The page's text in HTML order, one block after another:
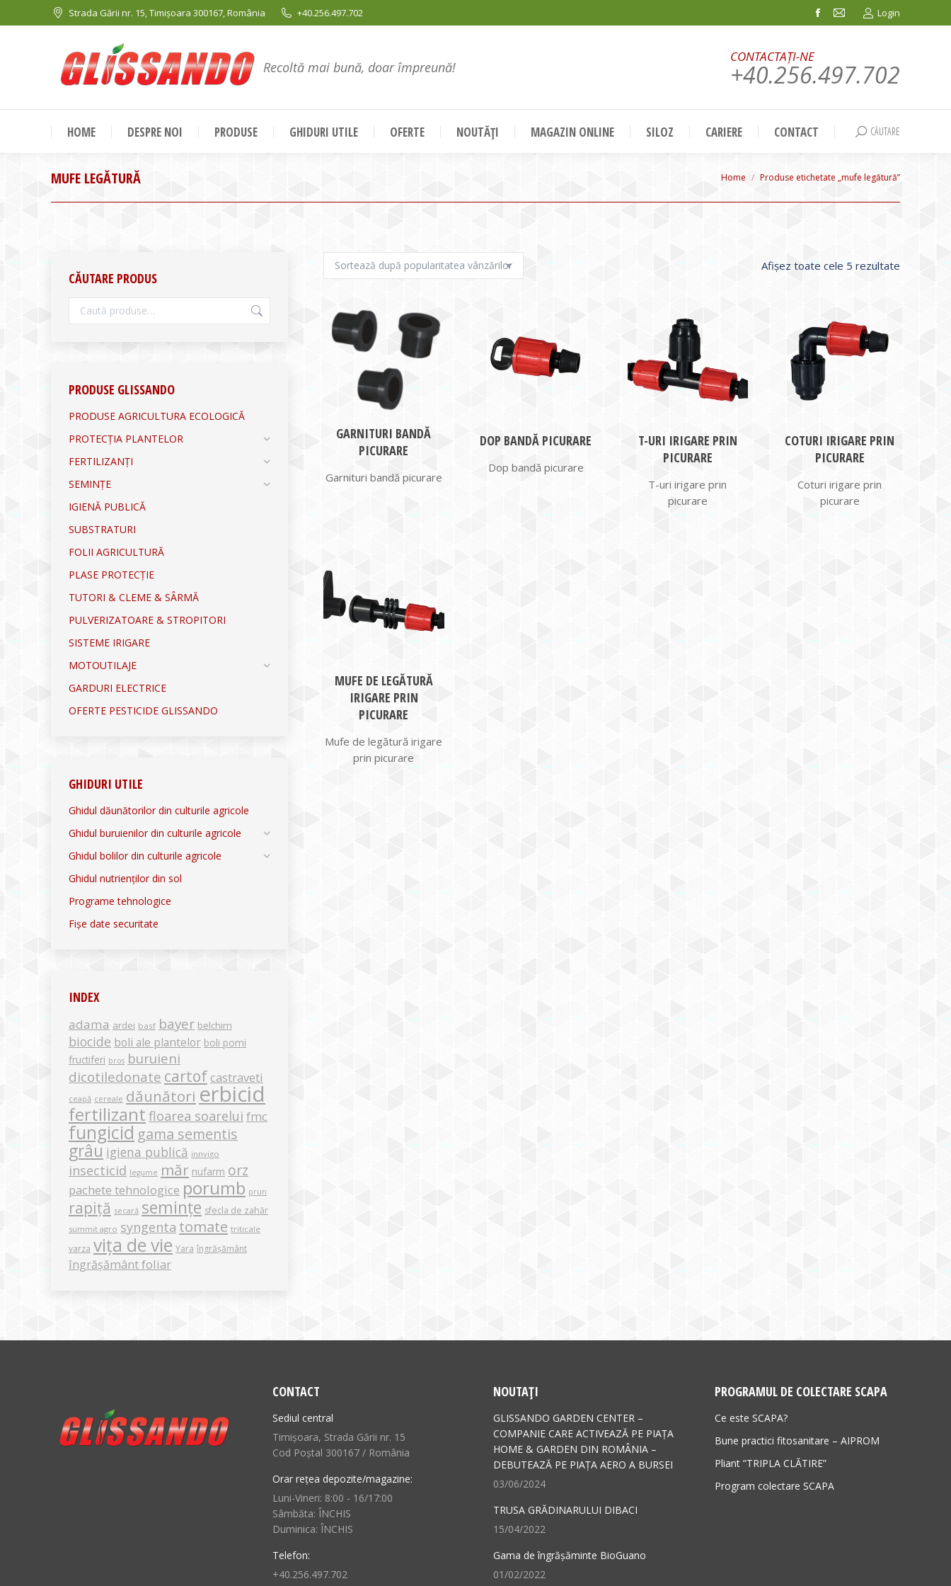
Strada Gării nr. 15, Timișoara 300167, România +40.256.497.702
Facebook
in
window
Mail
in
window
Login
Recoltă mai bună, doar împreună!
CONTACTAȚI-NE
+40.256.497.702
HOME DESPRE NOI PRODUSE GHIDURI UTILE OFERTE NOUTĂȚI MAGAZIN ONLINE SILOZ CARIERE CONTACT Search:
CĂUTARE
MUFE LEGĂTURĂ You are here:
Home Produse etichetate „mufe legătură”
Afișez toate cele 5 rezultate
GARNITURI BANDĂ
PICURARE
Garnituri bandă picurare
DOP BANDĂ PICURARE
Dop bandă picurare
T-URI IRIGARE PRIN
PICURARE
T-uri irigare prin
picurare
COTURI IRIGARE PRIN
PICURARE
Coturi irigare prin
picurare
MUFE DE LEGĂTURĂ
IRIGARE PRIN
PICURARE
Mufe de legătură irigare
prin picurare
CĂUTARE PRODUS
PRODUSE GLISSANDO
PRODUSE AGRICULTURA ECOLOGICĂ
PROTECȚIA PLANTELOR
FERTILIZANȚI
SEMINȚE
IGIENĂ PUBLICĂ
SUBSTRATURI
FOLII AGRICULTURĂ
PLASE PROTECȚIE
TUTORI & CLEME & SÂRMĂ
PULVERIZATOARE & STROPITORI
SISTEME IRIGARE
MOTOUTILAJE
GARDURI ELECTRICE
OFERTE PESTICIDE GLISSANDO
GHIDURI UTILE
Ghidul dăunătorilor din culturile agricole
Ghidul buruienilor din culturile agricole
Ghidul bolilor din culturile agricole
Ghidul nutrienților din sol
Programe tehnologice
Fișe date securitate
INDEX
adama ardei basf bayer belchim
biocide boli ale plantelor boli pomi
fructiferi bros buruieni
dicotiledonate cartof castraveti
ceapă cereale dăunători erbicid
fertilizant floarea soarelui fmc
fungicid gama sementis
grâu igiena publică innvigo
insecticid legume măr nufarm orz
pachete tehnologice porumb prun
rapiță secară semințe sfecla de zahăr
summit agro syngenta tomate triticale
varza vița de vie Yara îngrășământ
îngrășământ foliar
CONTACT
Sediul central
Timișoara, Strada Gării nr. 15
Cod Poștal 300167 / România
Orar rețea depozite/magazine:
Luni-Vineri: 8:00 - 16/17:00
Sâmbăta: ÎNCHIS
Duminica: ÎNCHIS
Telefon:
+40.256.497.702
NOUTAȚI
GLISSANDO GARDEN CENTER –
COMPANIE CARE ACTIVEAZĂ PE PIAȚA
HOME & GARDEN DIN ROMÂNIA –
DEBUTEAZĂ PE PIAȚA AERO A BURSEI
03/06/2024
TRUSA GRĂDINARULUI DIBACI
15/04/2022
Gama de îngrășăminte BioGuano
01/02/2022
PROGRAMUL DE COLECTARE SCAPA
Ce este SCAPA?
Bune practici fitosanitare – AIPROM
Pliant ”TRIPLA CLĂTIRE”
Program colectare SCAPA